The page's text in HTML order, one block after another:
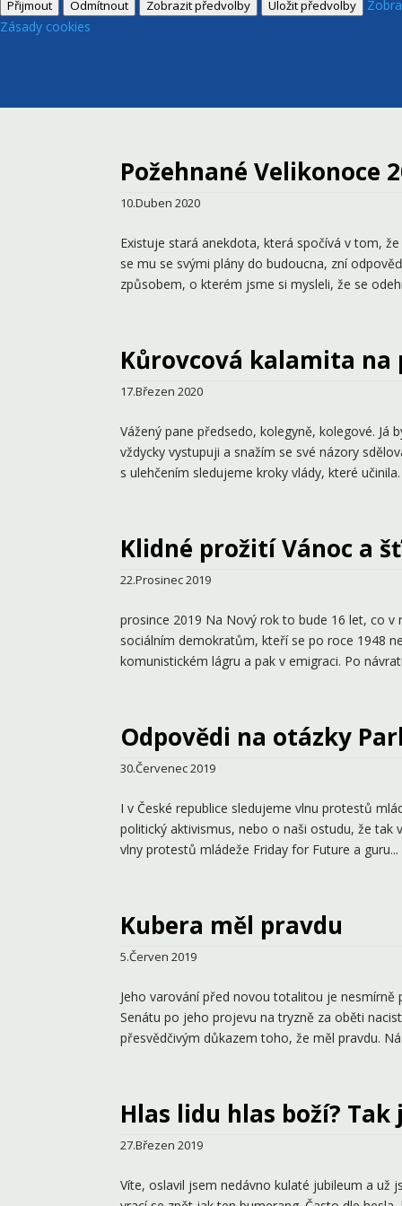
Přijmout Odmítnout Zobrazit předvolby Uložit předvolby
Zásady cookies
Požehnané Velikonoce
10.Duben 2020
Existuje stará anekdota, která spočívá v tom,
se mu se svými plány do budoucna, zní
způsobem, o kterém jsme si mysleli, že se
Kůrovcová kalamita na
17.Březen 2020
Vážený pane předsedo, kolegyně, kolegové.
vždycky vystupuji a snažím se své názory
s ulehčením sledujeme kroky vlády, které učinila.
Klidné prožití Vánoc a
22.Prosinec 2019
prosince 2019 Na Nový rok to bude 16 let, co
sociálním demokratům, kteří se po roce 1948
komunistickém lágru a pak v emigraci. Po
Odpovědi na otázky
30.Červenec 2019
I v České republice sledujeme vlnu protestů
politický aktivismus, nebo o naši ostudu, že tak
vlny protestů mládeže Friday for Future a guru...
Kubera měl pravdu
5.Červen 2019
Jeho varování před novou totalitou je
Senátu po jeho projevu na tryzně za oběti
přesvědčivým důkazem toho, že měl pravdu.
Hlas lidu hlas boží?
27.Březen 2019
Víte, oslavil jsem nedávno kulaté jubileum a už